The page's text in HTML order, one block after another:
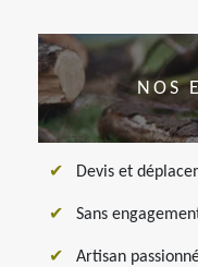
NOS
Devis et
Sans
Artisan